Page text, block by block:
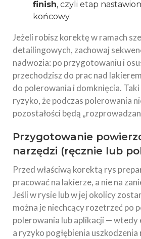
finish, czyli etap
końcowy.
Jeżeli robisz korektę w ramach
detailingowych, zachowaj
nadwozia: po przygotowaniu i
przechodzisz do prac nad
do polerowania i domknięcia.
ryzyko, że podczas polerowania
pozostałości będą
Przygotowanie
narzędzi (ręcznie lub
Przed właściwą korektą rys
pracować na lakierze, a nie na
Jeśli w rysie lub w jej okolicy
można je niechcący rozetrzeć po
polerowania lub aplikacji — wtedy
a ryzyko pogłębienia uszkodzenia